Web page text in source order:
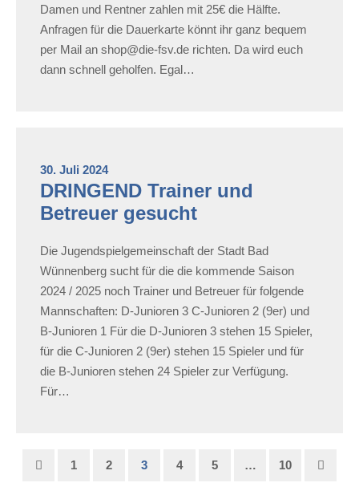
Damen und Rentner zahlen mit 25€ die Hälfte.
Anfragen für die Dauerkarte könnt ihr ganz bequem
per Mail an shop@die-fsv.de richten. Da wird euch
dann schnell geholfen. Egal…
30. Juli 2024
DRINGEND Trainer und
Betreuer gesucht
Die Jugendspielgemeinschaft der Stadt Bad
Wünnenberg sucht für die die kommende Saison
2024 / 2025 noch Trainer und Betreuer für folgende
Mannschaften: D-Junioren 3 C-Junioren 2 (9er) und
B-Junioren 1 Für die D-Junioren 3 stehen 15 Spieler,
für die C-Junioren 2 (9er) stehen 15 Spieler und für
die B-Junioren stehen 24 Spieler zur Verfügung.
Für…
1 2 3 4 5 … 10